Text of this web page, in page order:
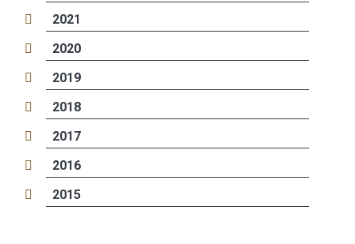
2021
2020
2019
2018
2017
2016
2015